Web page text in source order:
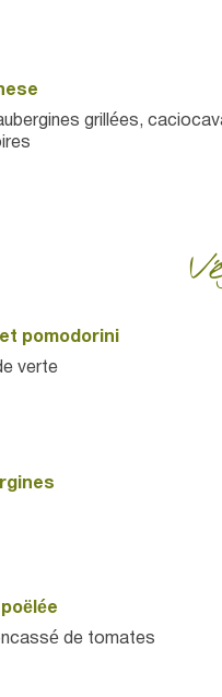
grillées,
pomodorini
verte
de tomates